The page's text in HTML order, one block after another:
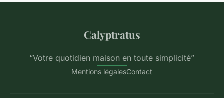
Calyptratus
“Votre quotidien maison en toute simplicité”
Mentions légalesContact